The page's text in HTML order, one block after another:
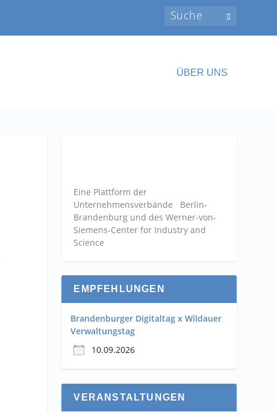
ÜBER UNS
Eine Plattform der
Unternehmensverbände Berlin-
Brandenburg und des Werner-von-
Siemens-Center for Industry and
Science
EMPFEHLUNGEN
Brandenburger Digitaltag x Wildauer
Verwaltungstag
10.09.2026
VERANSTALTUNGEN